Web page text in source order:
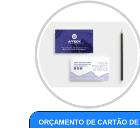
ORÇAMENTO DE CARTÃO DE